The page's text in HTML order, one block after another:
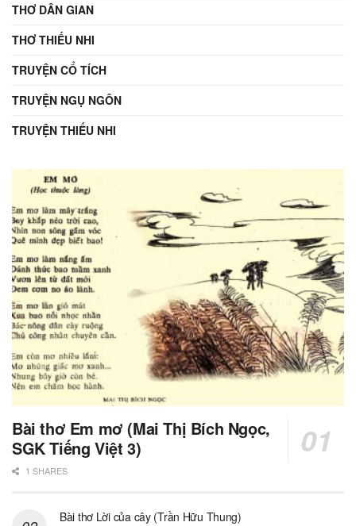
THƠ DÂN GIAN
THƠ THIẾU NHI
TRUYỆN CỔ TÍCH
TRUYỆN NGỤ NGÔN
TRUYỆN THIẾU NHI
Bài thơ Em mơ (Mai Thị Bích Ngọc,
SGK Tiếng Việt 3)
1 SHARES
Bài thơ Lời của cây (Trần Hữu Thung)